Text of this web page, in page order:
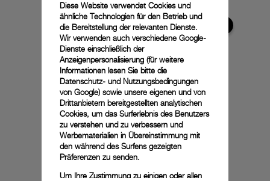
Diese Website verwendet Cookies und
ähnliche Technologien für den Betrieb und
die Bereitstellung der relevanten Dienste.
Wir verwenden auch verschiedene Google-
Dienste einschließlich der
Anzeigenpersonalisierung (für weitere
Informationen lesen Sie bitte die
Datenschutz- und Nutzungsbedingungen
von Google) sowie unsere eigenen und von
Drittanbietern bereitgestellten analytischen
Cookies, um das Surferlebnis des Benutzers
zu verstehen und zu verbessern und
Werbematerialien in Übereinstimmung mit
den während des Surfens gezeigten
Präferenzen zu senden.
Um Ihre Zustimmung zu einigen oder allen